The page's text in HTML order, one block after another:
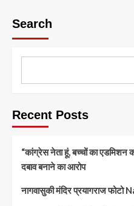
Search
Recent Posts
“कांग्रेस नेता हूं, बच्चों का एडमिशन
दबाव बनाने का आरोप
नागवासुकी मंदिर प्रयागराज